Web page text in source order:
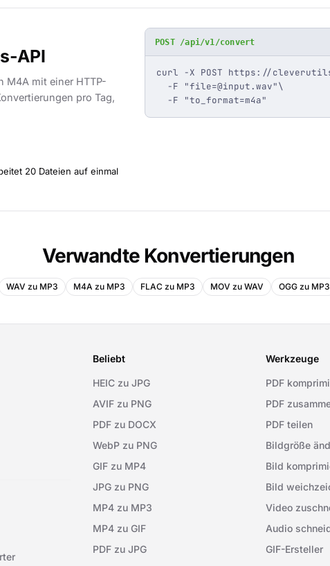
API
M4A mit einer HTTP-
pro Tag,
20 Dateien auf einmal
POST /api/v1/convert
curl -X POST https://
  -F "
file=@input.wav"\
  -F "to_format=m4a"
Verwandte Konvertierungen
WAV zu MP3 M4A zu MP3 FLAC zu MP3 MOV zu WAV OGG zu MP3
Beliebt
HEIC zu JPG
AVIF zu PNG
PDF zu DOCX
WebP zu PNG
GIF zu MP4
JPG zu PNG
MP4 zu MP3
MP4 zu GIF
PDF zu JPG
Werkzeuge
PDF
PDF
PDF teilen
Bildgröße
Bild
Bild
Video
Audio
GIF-Ersteller